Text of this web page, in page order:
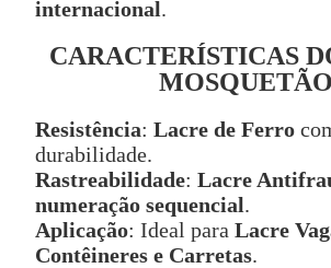
internacional.
CARACTERÍSTICAS
MOSQUETÃO
Resistência: Lacre de Ferro
durabilidade.
Rastreabilidade: Lacre
numeração sequencial.
Aplicação: Ideal para Lacre
Contêineres e Carretas.